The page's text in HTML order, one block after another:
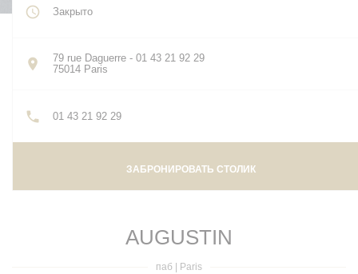
Закрыто
79 rue Daguerre - 01 43 21 92 29
75014 Paris
01 43 21 92 29
ЗАБРОНИРОВАТЬ СТОЛИК
AUGUSTIN
паб Paris